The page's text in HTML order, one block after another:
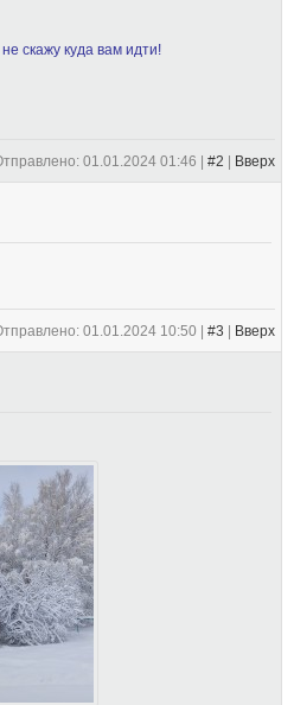
скажу куда вам идти!
01.01.2024 01:46 | #2 Вверх
01.01.2024 10:50 | #3 Вверх